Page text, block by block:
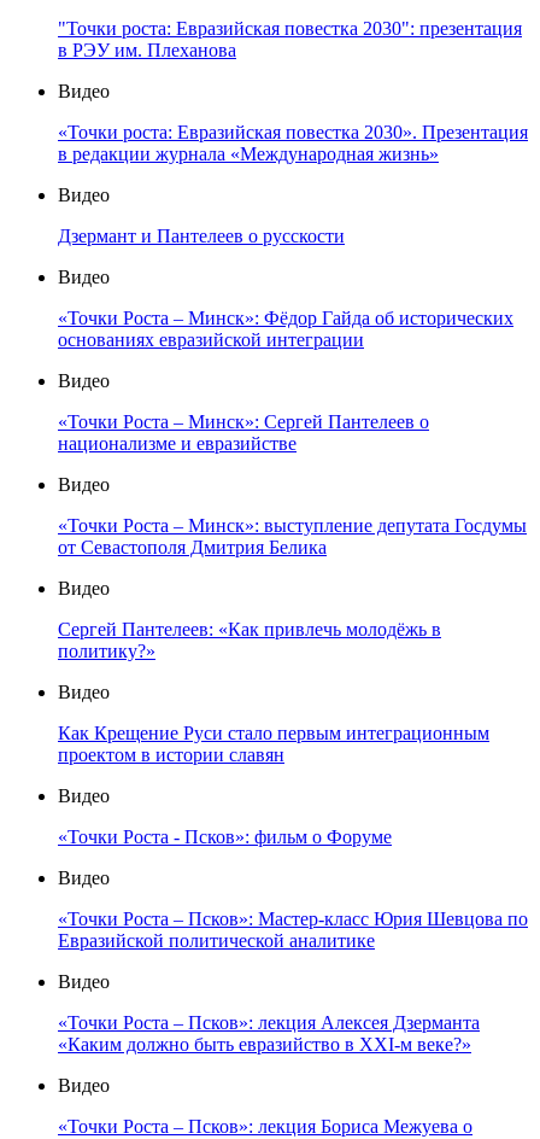
"Точки роста: Евразийская повестка 2030": презентация
в РЭУ им. Плеханова
Видео
«Точки роста: Евразийская повестка 2030». Презентация
в редакции журнала «Международная жизнь»
Видео
Дзермант и Пантелеев о русскости
Видео
«Точки Роста – Минск»: Фёдор Гайда об исторических
основаниях евразийской интеграции
Видео
«Точки Роста – Минск»: Сергей Пантелеев о
национализме и евразийстве
Видео
«Точки Роста – Минск»: выступление депутата Госдумы
от Севастополя Дмитрия Белика
Видео
Сергей Пантелеев: «Как привлечь молодёжь в
политику?»
Видео
Как Крещение Руси стало первым интеграционным
проектом в истории славян
Видео
«Точки Роста - Псков»: фильм о Форуме
Видео
«Точки Роста – Псков»: Мастер-класс Юрия Шевцова по
Евразийской политической аналитике
Видео
«Точки Роста – Псков»: лекция Алексея Дзерманта
«Каким должно быть евразийство в XXI-м веке?»
Видео
«Точки Роста – Псков»: лекция Бориса Межуева о